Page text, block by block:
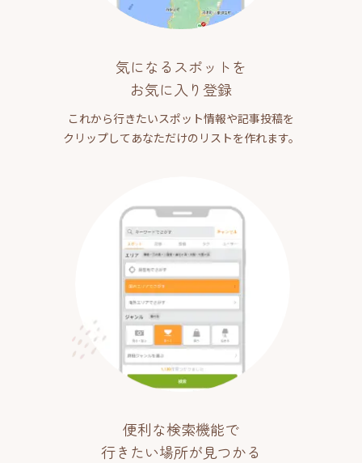
気になるスポットを
お気に入り登録
これから行きたいスポット情報や記事投稿を
クリップしてあなただけのリストを作れます。
便利な検索機能で
行きたい場所が見つかる